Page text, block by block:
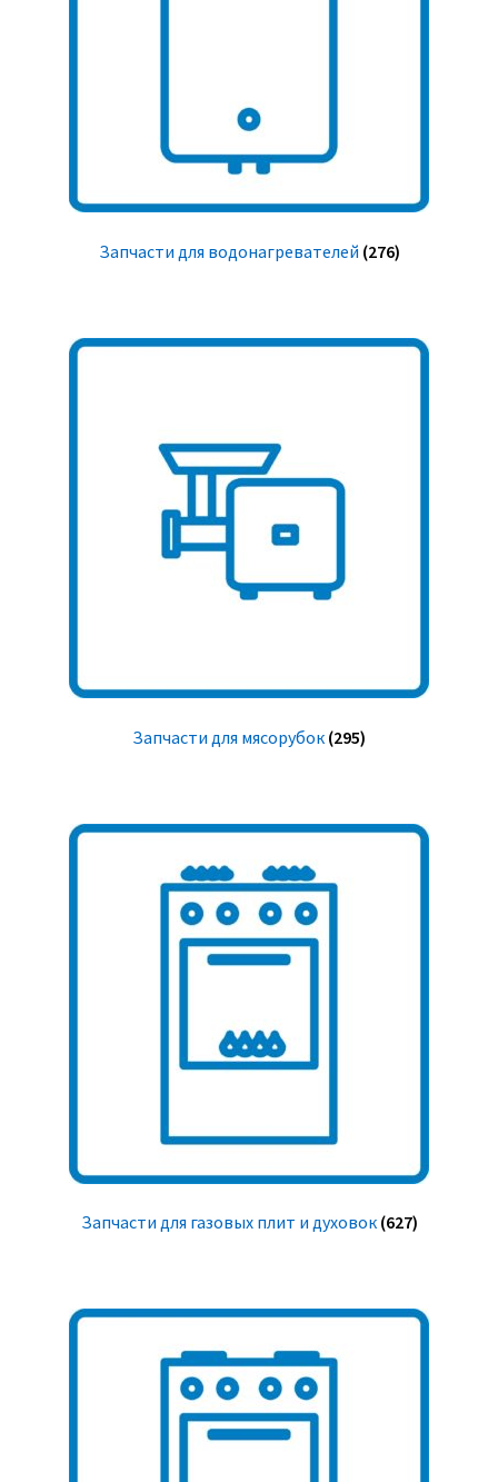
Запчасти для водонагревателей (276)
Запчасти для мясорубок (295)
Запчасти для газовых плит и духовок (627)